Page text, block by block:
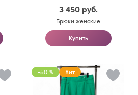
3 450 руб.
Брюки женские
Купить
-50 % Хит